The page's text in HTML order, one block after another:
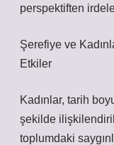
perspektiften
Şerefiye ve
Etkiler
Kadınlar, tarih
şekilde
toplumdaki